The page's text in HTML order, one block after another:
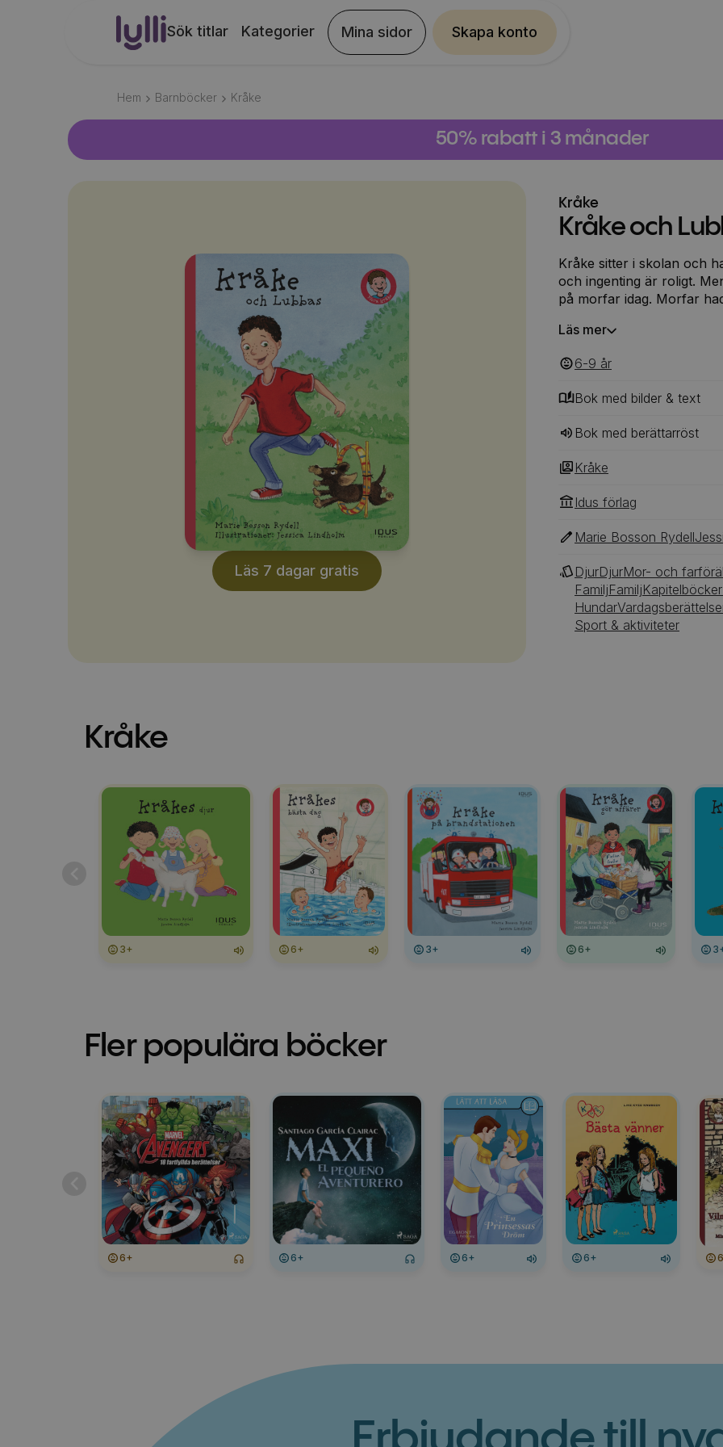
Sök titlar Kategorier Mina sidor Skapa konto
Hem Barnböcker Kråke
50% rabatt i 3 månader
Läs 7 dagar gratis
Kråke
Kråke och
Kråke sitter i skolan och
och ingenting är roligt.
på morfar idag. Morfar
med morfar och titta på
Men inte ska väl taxar
tycker morfar.
Läs mer
6-9 ‎‎ år
Bok med bilder & text
Bok med berättarröst
Kråke
Idus förlag
Marie Bosson Rydell
DjurDjurMor- och
FamiljFamiljKapitelböcker
Hundar
Sport & aktiviteter
Kråke
3+ 6+ 3+ 6+
Fler populära böcker
6+ 6+ 6+ 6+